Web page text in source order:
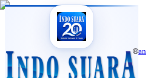
·...
⌘K
Sahabat Indonesia di Taiwan
Berita